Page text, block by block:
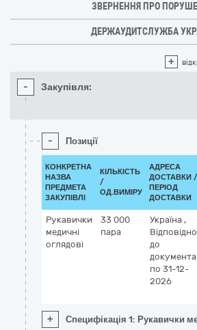
ЗВЕРНЕННЯ ПРО
ДЕРЖАУДИТСЛУЖБА
+
- Закупівля:
- Позиції
КОНКРЕТНА
НАЗВА
ПРЕДМЕТА
ЗАКУПІВЛІ
КІЛЬКІСТЬ
/
ОД.ВИМІРУ
АДРЕСА
ДОСТАВКИ /
ПЕРІОД
ДОСТАВКИ
Рукавички
медичні
оглядові
33 000
пара
Україна ,
Відповідно
до
по 31-12-
2026
+ Специфікація 1: Рукавички